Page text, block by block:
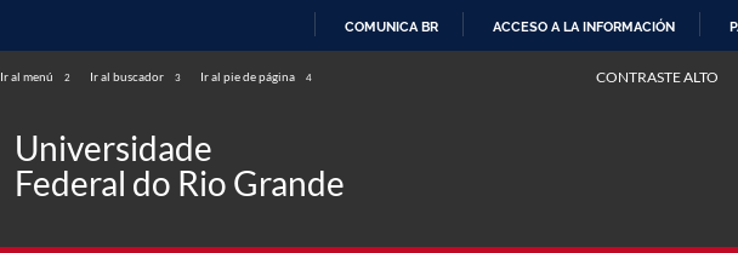
COMUNICA BR ACCESO A LA INFORMACIÓN
Ir al menú 2 Ir al buscador 3 Ir al pie de página 4 CONTRASTE ALTO
Universidade
Federal do Rio Grande